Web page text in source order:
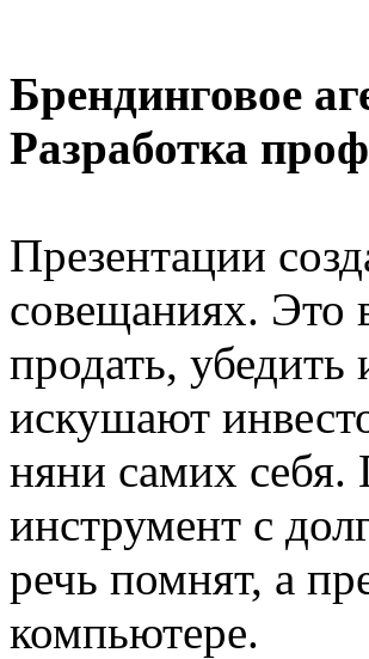
Брендинговое
Разработка
Презентации
совещаниях. Это
продать,
искушают
няни самих себя.
инструмент с
речь помнят, а
компьютере.